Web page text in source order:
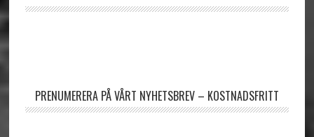
PRENUMERERA PÅ VÅRT NYHETSBREV – KOSTNADSFRITT